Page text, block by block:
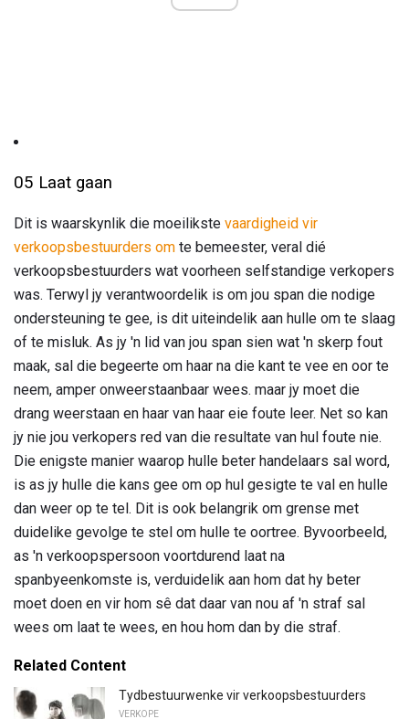
05 Laat gaan
Dit is waarskynlik die moeilikste vaardigheid vir
verkoopsbestuurders om te bemeester, veral dié
verkoopsbestuurders wat voorheen selfstandige verkopers
was. Terwyl jy verantwoordelik is om jou span die nodige
ondersteuning te gee, is dit uiteindelik aan hulle om te slaag
of te misluk. As jy 'n lid van jou span sien wat 'n skerp fout
maak, sal die begeerte om haar na die kant te vee en oor te
neem, amper onweerstaanbaar wees. maar jy moet die
drang weerstaan ​​en haar van haar eie foute leer. Net so kan
jy nie jou verkopers red van die resultate van hul foute nie.
Die enigste manier waarop hulle beter handelaars sal word,
is as jy hulle die kans gee om op hul gesigte te val en hulle
dan weer op te tel. Dit is ook belangrik om grense met
duidelike gevolge te stel om hulle te oortree. Byvoorbeeld,
as 'n verkoopspersoon voortdurend laat na
spanbyeenkomste is, verduidelik aan hom dat hy beter
moet doen en vir hom sê dat daar van nou af 'n straf sal
wees om laat te wees, en hou hom dan by die straf.
Related Content
Tydbestuurwenke vir verkoopsbestuurders
VERKOPE